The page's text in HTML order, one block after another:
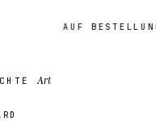
AUF BESTELLUNG ·
Art